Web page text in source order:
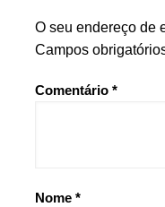
O seu endereço de
Campos
Comentário *
Nome *